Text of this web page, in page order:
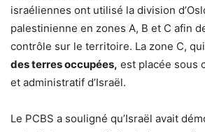
israéliennes ont utilisé la division
palestinienne en zones A, B et C afin
contrôle sur le territoire. La zone C,
des terres occupées, est placée sous
et administratif d’Israël.
Le PCBS a souligné qu’Israël avait